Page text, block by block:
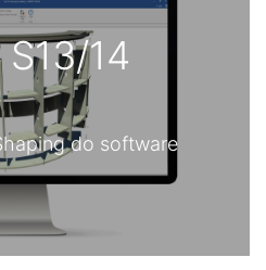
14
do software